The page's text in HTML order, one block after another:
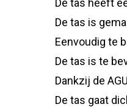
De tas heeft
De tas is
Eenvoudig te
De tas is te
Dankzij de
De tas gaat